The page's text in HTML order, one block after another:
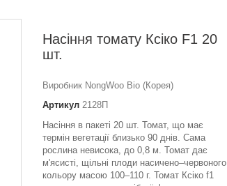
Насіння томату Ксіко F1 20
шт.
Виробник NongWoo Bio (Корея)
Артикул 2128П
Насіння в пакеті 20 шт. Томат, що має
термін вегетації близько 90 днів. Сама
рослина невисока, до 0,8 м. Томат дає
м'ясисті, щільні плоди насичено–червоного
кольору масою 100–110 г. Томат Ксіко f1